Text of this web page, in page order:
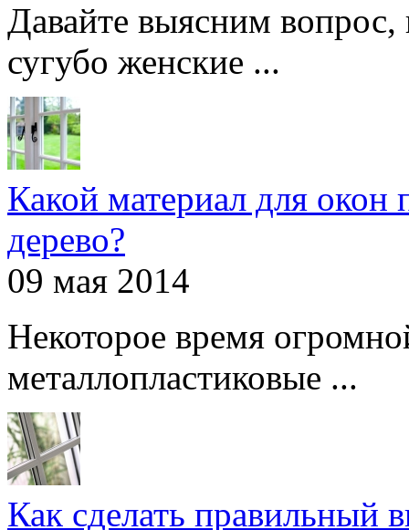
Давайте выясним
сугубо женские ...
Какой материал для окон
дерево?
09 мая 2014
Некоторое время
металлопластиковые ...
Как сделать правильный